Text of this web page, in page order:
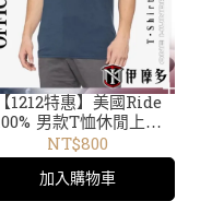
1212特惠】美國Ride
男款T恤休閒上衣
NORD T-Shirt 32124-
182藍 短袖TEE
NT$800
加入購物車